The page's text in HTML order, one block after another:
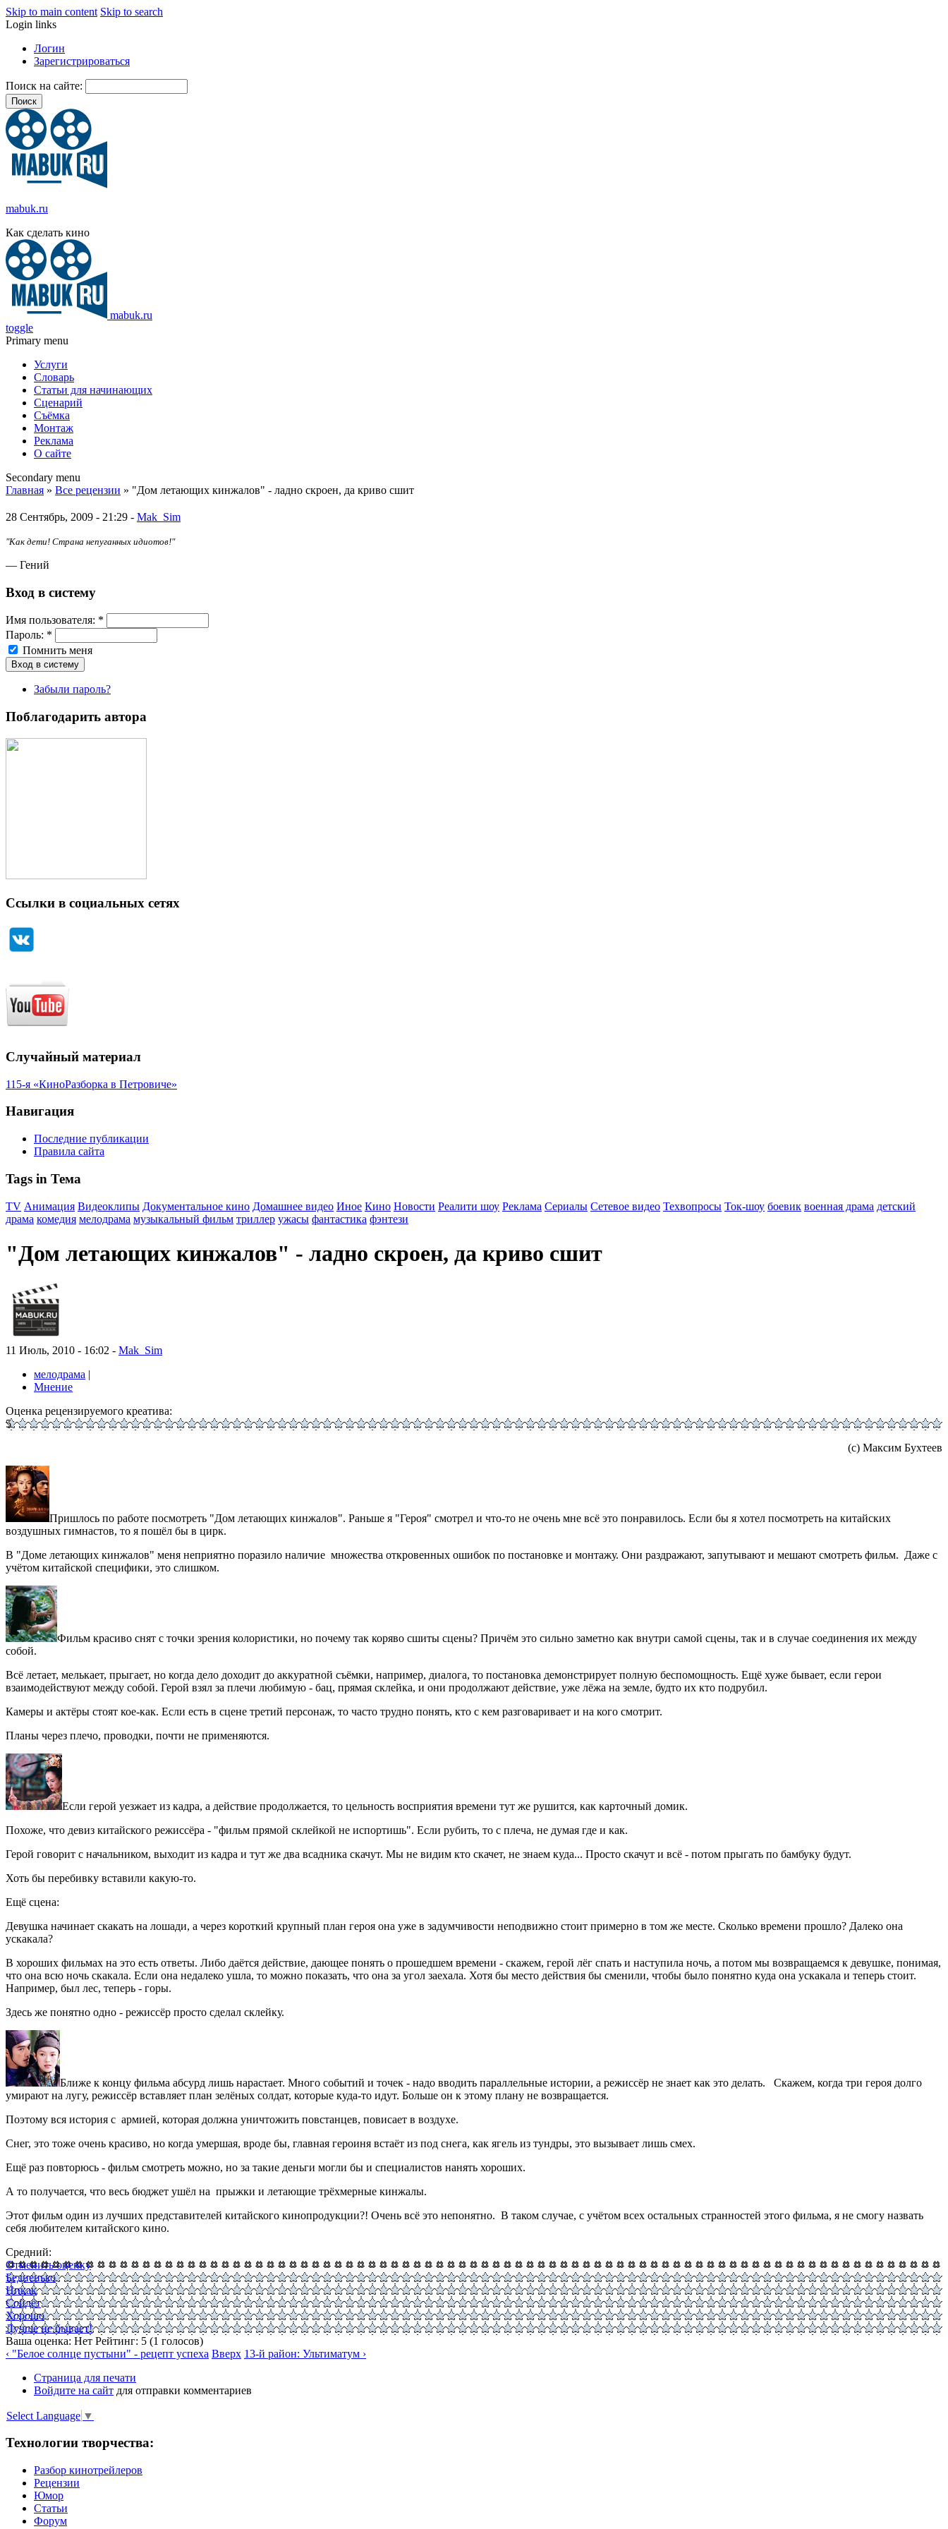
Skip to main content Skip to search
Login links
Логин
Зарегистрироваться
Поиск на сайте:
mabuk.ru
Как сделать кино
mabuk.ru
toggle
Primary menu
Услуги
Словарь
Статьи для начинающих
Сценарий
Съёмка
Монтаж
Реклама
О сайте
Secondary menu
Главная » Все рецензии » "Дом летающих кинжалов" - ладно скроен, да криво сшит
28 Сентябрь, 2009 - 21:29 - Mak_Sim
"Как дети! Страна непуганных идиотов!"
— Гений
Вход в систему
Имя пoльзовaтeля: *
Пароль: *
Помнить меня
Забыли пароль?
Поблагодарить автора
Ссылки в социальных сетях
Случайный материал
115-я «КиноРазборка в Петровиче»
Навигация
Последние публикации
Правила сайта
Tags in Тема
TV Анимация Видеоклипы Документальное кино Домашнее видео Иное Кино Новости Реалити шоу Реклама Сериалы Сетевое видео Техвопросы Ток-шоу боевик военная драма детский
драма комедия мелодрама музыкальный фильм триллер ужасы фантастика фэнтези
"Дом летающих кинжалов" - ладно скроен, да криво сшит
11 Июль, 2010 - 16:02 - Mak_Sim
мелодрама |
Мнение
Оценка рецензируемого креатива:
5
(c) Максим Бухтеев
Пришлось по работе посмотреть "Дом летающих кинжалов". Раньше я "Героя" смотрел и что-то не очень мне всё это понравилось. Если бы я хотел посмотреть на китайских
воздушных гимнастов, то я пошёл бы в цирк.
В "Доме летающих кинжалов" меня неприятно поразило наличие множества откровенных ошибок по постановке и монтажу. Они раздражают, запутывают и мешают смотреть фильм. Даже с
учётом китайской специфики, это слишком.
Фильм красиво снят с точки зрения колористики, но почему так коряво сшиты сцены? Причём это сильно заметно как внутри самой сцены, так и в случае соединения их между
собой.
Всё летает, мелькает, прыгает, но когда дело доходит до аккуратной съёмки, например, диалога, то постановка демонстрирует полную беспомощность. Ещё хуже бывает, если герои
взаимодействуют между собой. Герой взял за плечи любимую - бац, прямая склейка, и они продолжают действие, уже лёжа на земле, будто их кто подрубил.
Камеры и актёры стоят кое-как. Если есть в сцене третий персонаж, то часто трудно понять, кто с кем разговаривает и на кого смотрит.
Планы через плечо, проводки, почти не применяются.
Если герой уезжает из кадра, а действие продолжается, то цельность восприятия времени тут же рушится, как карточный домик.
Похоже, что девиз китайского режиссёра - "фильм прямой склейкой не испортишь". Если рубить, то с плеча, не думая где и как.
Герой говорит с начальником, выходит из кадра и тут же два всадника скачут. Мы не видим кто скачет, не знаем куда... Просто скачут и всё - потом прыгать по бамбуку будут.
Хоть бы перебивку вставили какую-то.
Ещё сцена:
Девушка начинает скакать на лошади, а через короткий крупный план героя она уже в задумчивости неподвижно стоит примерно в том же месте. Сколько времени прошло? Далеко она
ускакала?
В хороших фильмах на это есть ответы. Либо даётся действие, дающее понять о прошедшем времени - скажем, герой лёг спать и наступила ночь, а потом мы возвращаемся к девушке, понимая,
что она всю ночь скакала. Если она недалеко ушла, то можно показать, что она за угол заехала. Хотя бы место действия бы сменили, чтобы было понятно куда она ускакала и теперь стоит.
Например, был лес, теперь - горы.
Здесь же понятно одно - режиссёр просто сделал склейку.
Ближе к концу фильма абсурд лишь нарастает. Много событий и точек - надо вводить параллельные истории, а режиссёр не знает как это делать. Скажем, когда три героя долго
умирают на лугу, режиссёр вставляет план зелёных солдат, которые куда-то идут. Больше он к этому плану не возвращается.
Поэтому вся история с армией, которая должна уничтожить повстанцев, повисает в воздухе.
Снег, это тоже очень красиво, но когда умершая, вроде бы, главная героиня встаёт из под снега, как ягель из тундры, это вызывает лишь смех.
Ещё раз повторюсь - фильм смотреть можно, но за такие деньги могли бы и специалистов нанять хороших.
А то получается, что весь бюджет ушёл на прыжки и летающие трёхмерные кинжалы.
Этот фильм один из лучших представителей китайского кинопродукции?! Очень всё это непонятно. В таком случае, с учётом всех остальных странностей этого фильма, я не смогу назвать
себя любителем китайского кино.
Средний:
Отменить оценку
Бедненько
Никак
Сойдёт
Хорошо
Лучше не бывает!
Ваша оценка: Нет Рейтинг: 5 (1 голосов)
‹ "Белое солнце пустыни" - рецепт успеха Вверх 13-й район: Ультиматум ›
Страница для печати
Войдите на сайт для отправки комментариев
Select Language ▼
Технологии творчества:
Разбор кинотрейлеров
Рецензии
Юмор
Статьи
Форум